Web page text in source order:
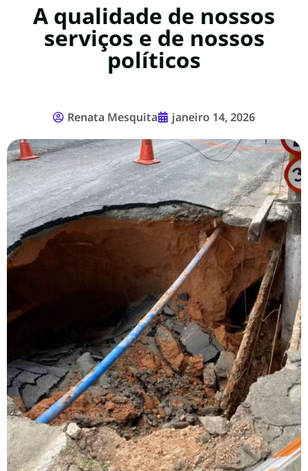
A qualidade de nossos
serviços e de nossos
políticos
Renata Mesquita janeiro 14, 2026